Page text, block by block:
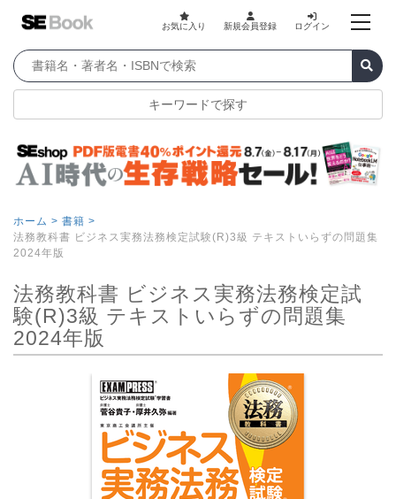
お気に入り 新規会員登録 ログイン
キーワードで探す
ホーム > 書籍 >
法務教科書 ビジネス実務法務検定試験(R)3級 テキストいらずの問題集
2024年版
法務教科書 ビジネス実務法務検定試
験(R)3級 テキストいらずの問題集
2024年版